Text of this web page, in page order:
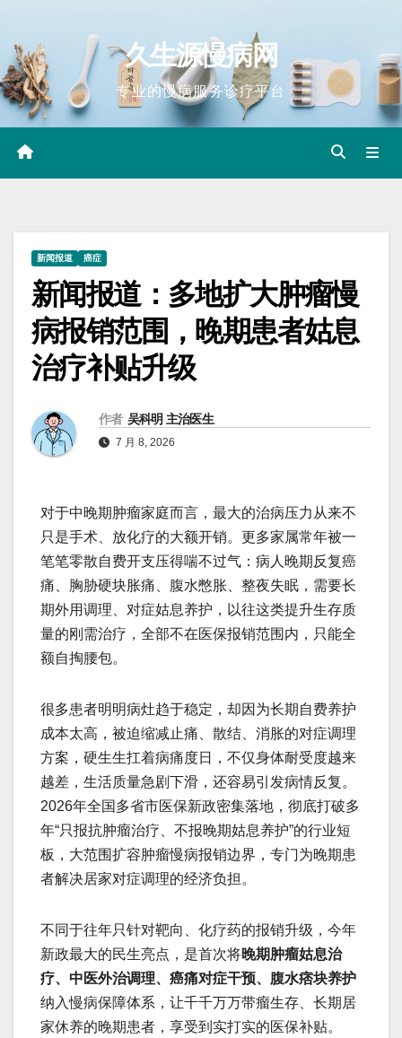
content
久生源慢病网
专业的慢病服务诊疗平台
新闻报道 癌症
新闻报道：多地扩大肿瘤慢
病报销范围，晚期患者姑息
治疗补贴升级
作者 吴科明 主治医生
7 月 8, 2026
对于中晚期肿瘤家庭而言，最大的治病压力从来不
只是手术、放化疗的大额开销。更多家属常年被一
笔笔零散自费开支压得喘不过气：病人晚期反复癌
痛、胸胁硬块胀痛、腹水憋胀、整夜失眠，需要长
期外用调理、对症姑息养护，以往这类提升生存质
量的刚需治疗，全部不在医保报销范围内，只能全
额自掏腰包。
很多患者明明病灶趋于稳定，却因为长期自费养护
成本太高，被迫缩减止痛、散结、消胀的对症调理
方案，硬生生扛着病痛度日，不仅身体耐受度越来
越差，生活质量急剧下滑，还容易引发病情反复。
2026年全国多省市医保新政密集落地，彻底打破多
年“只报抗肿瘤治疗、不报晚期姑息养护”的行业短
板，大范围扩容肿瘤慢病报销边界，专门为晚期患
者解决居家对症调理的经济负担。
不同于往年只针对靶向、化疗药的报销升级，今年
新政最大的民生亮点，是首次将晚期肿瘤姑息治
疗、中医外治调理、癌痛对症干预、腹水痞块养护
纳入慢病保障体系，让千千万万带瘤生存、长期居
家休养的晚期患者，享受到实打实的医保补贴。